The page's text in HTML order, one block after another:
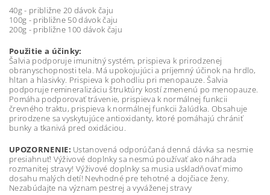
40g - približne 20 dávok čaju
100g - približne 50 dávok čaju
200g - približne 100 dávok čaju
Použitie a účinky:
Šalvia podporuje imunitný systém, prispieva k prirodzenej
obranyschopnosti tela. Má upokojujúci a príjemný účinok na hrdlo,
hltan a hlasivky. Prispieva k pohodliu pri menopauze. Šalvia
podporuje remineralizáciu štruktúry kostí zmenenú po menopauze.
Pomáha podporovať trávenie, prispieva k normálnej funkcii
črevného traktu, prispieva k normálnej funkcii žalúdka. Obsahuje
prirodzene sa vyskytujúce antioxidanty, ktoré pomáhajú chrániť
bunky a tkanivá pred oxidáciou.
UPOZORNENIE: Ustanovená odporúčaná denná dávka sa nesmie
presiahnuť! Výživové doplnky sa nesmú používať ako náhrada
rozmanitej stravy! Výživové doplnky sa musia uskladňovať mimo
dosahu malých detí! Nevhodné pre tehotné a dojčiace ženy.
Nezabúdajte na význam pestrej a vyváženej stravy